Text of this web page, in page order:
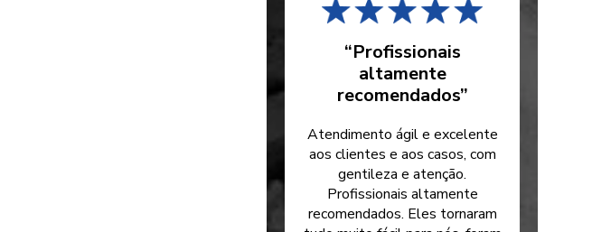
“Profissionais
altamente
recomendados”
Atendimento ágil e excelente
aos clientes e aos casos, com
gentileza e atenção.
Profissionais altamente
recomendados. Eles tornaram